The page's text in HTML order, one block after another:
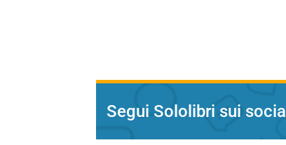
Segui Sololibri sui social